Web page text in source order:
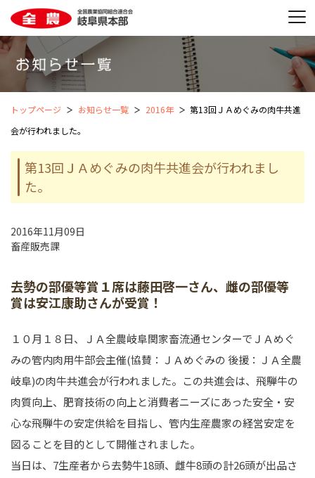
トップページ お知らせ一覧 2016年
第13回ＪＡめぐみの肉牛共進
会が行われました。
第13回ＪＡめぐみの肉牛共進会が行われまし
た。
2016年11月09日
畜産販売課
去勢の部優等賞１席は藤田啓一さん、雌の部優等
賞は安江康助さんが受賞！
１０月１８日、ＪＡ全農岐阜関家畜流通センターでＪＡめぐ
みの管内肉用牛部会主催(協賛：ＪＡめぐみの 後援：ＪＡ全農
岐阜)の肉牛共進会が行われました。この共進会は、飛騨牛の
肉質向上、肥育技術の向上と消費者ニーズにあった安全・安
心な飛騨牛の安定供給を目指し、管内生産農家の経営安定を
図ることを目的として開催されました。
当日は、7生産者から去勢牛18頭、雌牛8頭の計26頭が出品さ